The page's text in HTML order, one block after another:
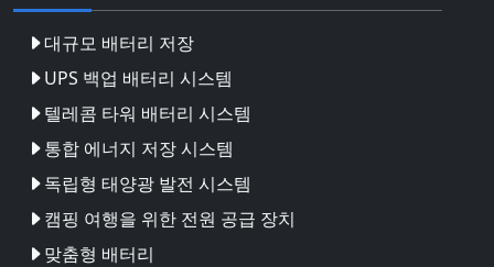
대규모 배터리 저장
UPS 백업 배터리 시스템
텔레콤 타워 배터리 시스템
통합 에너지 저장 시스템
독립형 태양광 발전 시스템
캠핑 여행을 위한 전원 공급 장치
맞춤형 배터리